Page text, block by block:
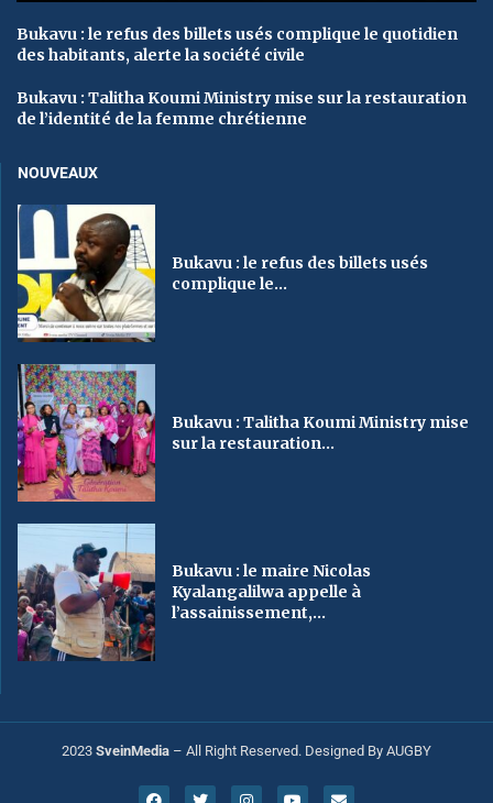
Bukavu : le refus des billets usés complique le quotidien
des habitants, alerte la société civile
Bukavu : Talitha Koumi Ministry mise sur la restauration
de l’identité de la femme chrétienne
NOUVEAUX
Bukavu : le refus des billets usés
complique le...
Bukavu : Talitha Koumi Ministry mise
sur la restauration...
Bukavu : le maire Nicolas
Kyalangalilwa appelle à
l’assainissement,...
2023 SveinMedia – All Right Reserved. Designed By AUGBY